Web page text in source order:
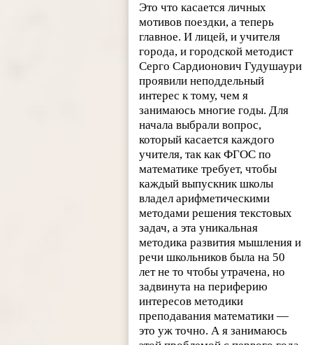
Это что касается личных
мотивов поездки, а теперь
главное. И лицей, и учителя
города, и городской методист
Серго Сардионович Гудушаури
проявили неподдельный
интерес к тому, чем я
занимаюсь многие годы. Для
начала выбрали вопрос,
который касается каждого
учителя, так как ФГОС по
математике требует, чтобы
каждый выпускник школы
владел арифметическими
методами решения текстовых
задач, а эта уникальная
методика развития мышления и
речи школьников была на 50
лет не то чтобы утрачена, но
задвинута на периферию
интересов методики
преподавания математики —
это уж точно. А я занимаюсь